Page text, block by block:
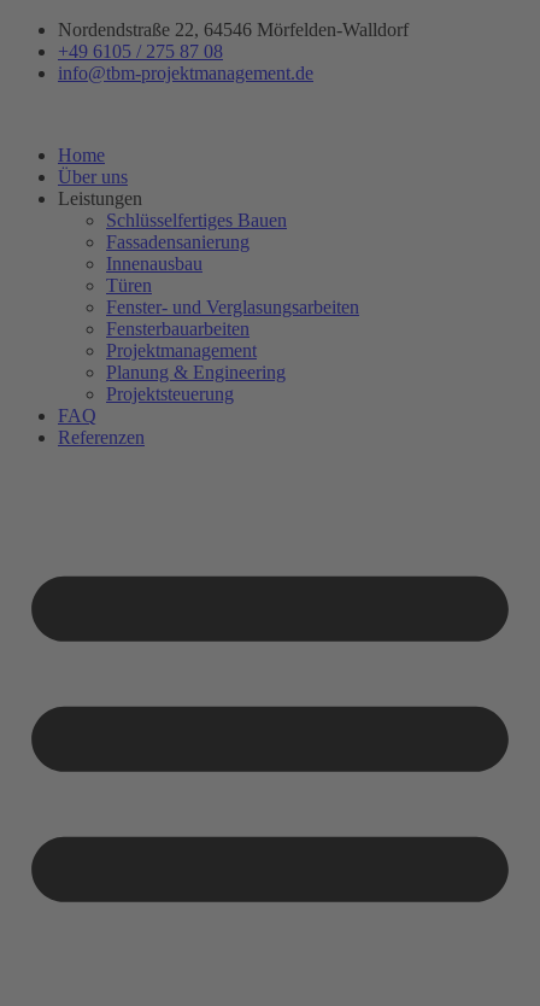
Zum
Inhalt
springen
Nordendstraße 22, 64546 Mörfelden-Walldorf
+49 6105 / 275 87 08
info@tbm-projektmanagement.de
Home
Über uns
Leistungen
Schlüsselfertiges Bauen
Fassadensanierung
Innenausbau
Türen
Fenster- und Verglasungsarbeiten
Fensterbauarbeiten
Projektmanagement
Planung & Engineering
Projektsteuerung
FAQ
Referenzen